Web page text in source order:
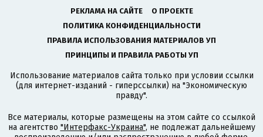
РЕКЛАМА НА САЙТЕ
О ПРОЕКТЕ
ПОЛИТИКА КОНФИДЕНЦИАЛЬНОСТИ
ПРАВИЛА ИСПОЛЬЗОВАНИЯ МАТЕРИАЛОВ УП
ПРИНЦИПЫ И ПРАВИЛА РАБОТЫ УП
Использование материалов сайта только при условии ссылки
(для интернет-изданий - гиперссылки) на "Экономическую
правду".
Все материалы, которые размещены на этом сайте со ссылкой
на агентство "Интерфакс-Украина", не подлежат дальнейшему